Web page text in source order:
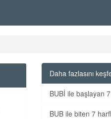
Daha fazlasını
BUBİ ile başlayan
BUB ile biten 7